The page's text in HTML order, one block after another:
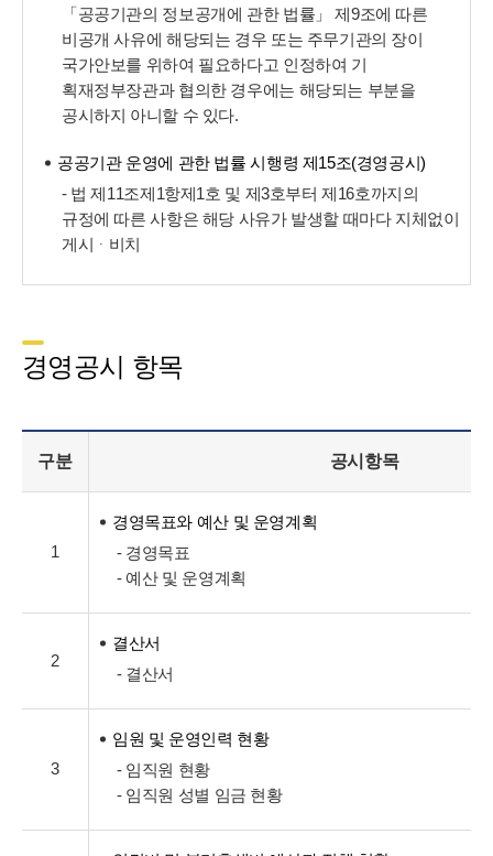
「공공기관의 정보공개에 관한 법률」 제9조에 따른
비공개 사유에 해당되는 경우 또는 주무기관의 장이
국가안보를 위하여 필요하다고 인정하여 기
획재정부장관과 협의한 경우에는 해당되는 부분을
공시하지 아니할 수 있다.
공공기관 운영에 관한 법률 시행령 제15조(경영공시)
- 법 제11조제1항제1호 및 제3호부터 제16호까지의
규정에 따른 사항은 해당 사유가 발생할 때마다 지체없이
게시ᆞ비치
경영공시 항목
구분 공시항목
1
경영목표와 예산 및 운영계획
- 경영목표
- 예산 및 운영계획
2
결산서
- 결산서
3
임원 및 운영인력 현황
- 임직원 현황
- 임직원 성별 임금 현황